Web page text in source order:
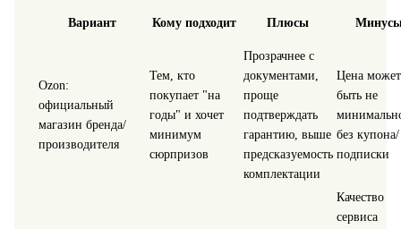
Вариант Кому подходит Плюсы
Ozon:
официальный
магазин бренда/
производителя
Тем, кто
покупает "на
годы" и хочет
минимум
сюрпризов
Прозрачнее с
документами,
проще
подтверждать
гарантию, выше
предсказуемость
комплектации
Цена может
быть не
без купона/
подписки
Качество
сервиса